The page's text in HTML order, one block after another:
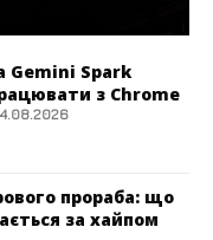
Gemini Spark
з Chrome
прораба: що
за хайпом